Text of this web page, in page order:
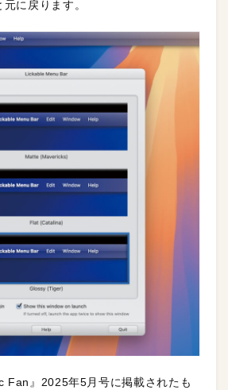
に戻ります。
Fan』2025年5月号に掲載されたも